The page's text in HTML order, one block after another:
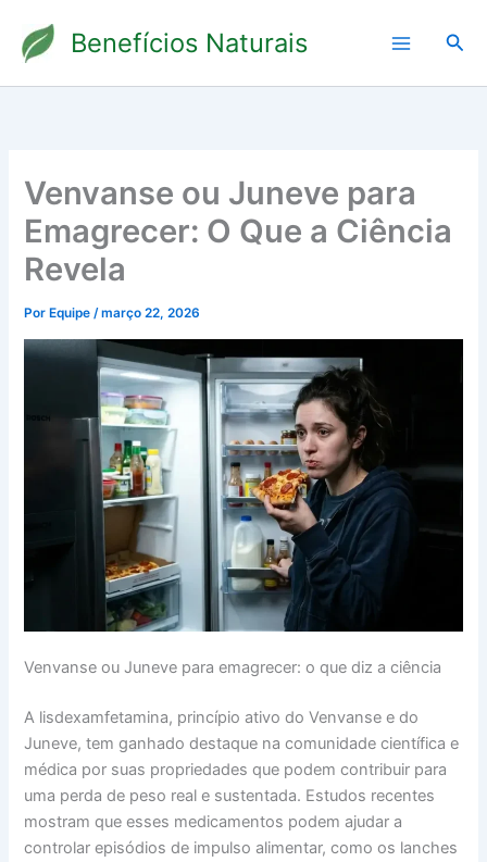
para
conteúdo
Benefícios Naturais
Venvanse ou Juneve para
Emagrecer: O Que a Ciência
Revela
Por Equipe/março 22, 2026
Venvanse ou Juneve para emagrecer: o que diz a ciência
A lisdexamfetamina, princípio ativo do Venvanse e do
Juneve, tem ganhado destaque na comunidade científica e
médica por suas propriedades que podem contribuir para
uma perda de peso real e sustentada. Estudos recentes
mostram que esses medicamentos podem ajudar a
controlar episódios de impulso alimentar, como os lanches